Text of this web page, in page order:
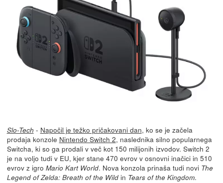
Slo-Tech - Napočil je težko pričakovani dan, ko se je začela
prodaja konzole Nintendo Switch 2, naslednika silno popularnega
Switcha, ki so ga prodali v več kot 150 milijonih izvodov. Switch 2
je na voljo tudi v EU, kjer stane 470 evrov v osnovni inačici in 510
evrov z igro Mario Kart World. Nova konzola prinaša tudi novi The
Legend of Zelda: Breath of the Wildin Tears of the Kingdom.